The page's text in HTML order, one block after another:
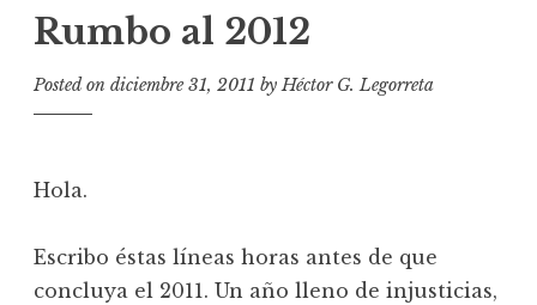
c
o
n
t
n
Rumbo al 2012
Posted on diciembre 31, 2011 byHéctor G. Legorreta
Hola.
Escribo éstas líneas horas antes de que
concluya el 2011. Un año lleno de injusticias,